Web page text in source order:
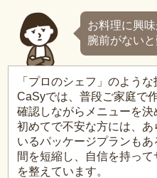
お料理に興
腕前がない
「プロのシェフ」のよう
CaSyでは、普段ご家庭で
確認しながらメニューを決
初めてで不安な方には、
いるパッケージプランも
間を短縮し、自信を持っ
を整えています。